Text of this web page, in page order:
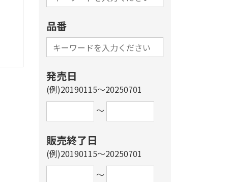
品番
発売日
(例)20190115～20250701
～
販売終了日
(例)20190115～20250701
～